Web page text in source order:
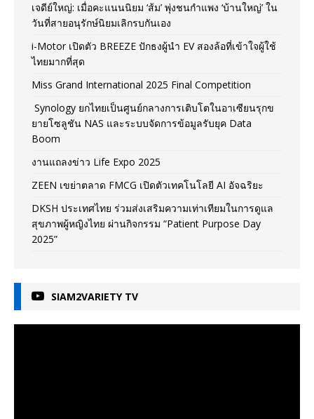
เจดีย์ใหญ่: เมื่อคะแนนนิยม ‘ส้ม’ พุ่งชนกำแพง ‘บ้านใหญ่’ ใน
วันที่สายอนุรักษ์นิยมเลิกรบกันเอง
i-Motor เปิดตัว BREEZE ปักธงผู้นำ EV สองล้อที่เข้าใจผู้ใช้
ไทยมากที่สุด
Miss Grand International 2025 Final Competition
Synology ยกไทยเป็นศูนย์กลางการเติบโตในอาเซียนรุกข
ยายโซลูชัน NAS และระบบจัดการข้อมูลรับยุค Data
Boom
งานแถลงข่าว Life Expo 2025
ZEEN เขย่าตลาด FMCG เปิดตัวเทคโนโลยี AI อัจฉริยะ
DKSH ประเทศไทย ร่วมส่งเสริมความเท่าเทียมในการดูแล
สุขภาพผู้หญิงไทย ผ่านกิจกรรม “Patient Purpose Day
2025”
SIAM2VARIETY TV